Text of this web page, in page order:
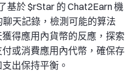
基於 $rStar 的 Chat2Earn 機
天記錄，檢測可能的算法
得應用內貨幣的反應，探索
或消費應用內代幣，確保存
出保持平衡。